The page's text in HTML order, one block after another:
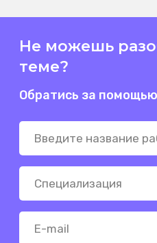
Не можешь
теме?
Обратись за